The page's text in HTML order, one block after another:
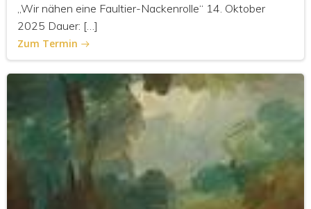
„Wir nähen eine Faultier-Nackenrolle“ 14. Oktober
2025 Dauer: […]
Zum Termin